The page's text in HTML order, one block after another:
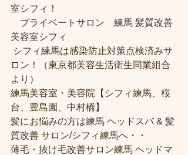
室シフィ！
プライベートサロン　練馬 髪質改善
美容室シフィ
シフィ練馬は感染防止対策点検済みサ
ロン！（東京都美容生活衛生同業組合
より）
練馬美容室・美容院【シフィ練馬、桜
台、豊島園、中村橋】
髪にお悩みの方は練馬 ヘッドスパ & 髪
質改善 サロン/シフィ練馬へ・・
薄毛・抜け毛改善サロン練馬 ヘッドマ